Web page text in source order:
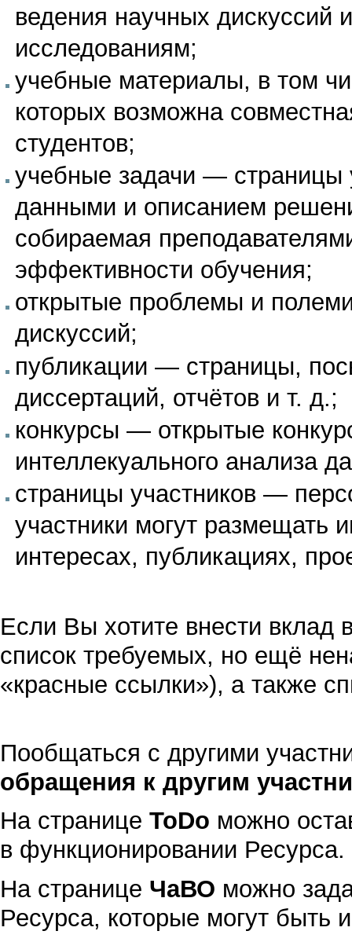
ведения научных
исследованиям;
учебные материалы, в том
которых возможна
студентов;
учебные задачи — страницы
данными и описанием
собираемая
эффективности обучения;
открытые проблемы и
дискуссий;
публикации — страницы,
диссертаций, отчётов и т. д.;
конкурсы — открытые
интеллекуального анализа
страницы участников —
участники могут
интересах, публикациях,
Если Вы хотите внести вклад
список требуемых, но ещё
«красные ссылки»), а также
Пообщаться с другими
обращения к другим
На странице ToDo можно
в функционировании Ресурса.
На странице ЧаВО можно
Ресурса, которые могут быть